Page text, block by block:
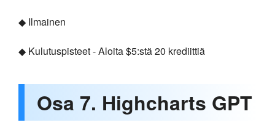
◆ Ilmainen
◆ Kulutuspisteet - Aloita $5:stä 20 krediittiä
Osa 7. Highcharts GPT